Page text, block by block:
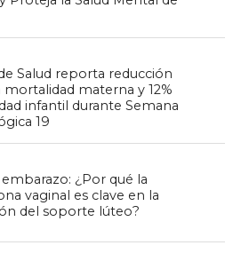
Salud reporta reducción
mortalidad materna y 12%
infantil durante Semana
19
¿Por qué la
vaginal es clave en la
del soporte lúteo?